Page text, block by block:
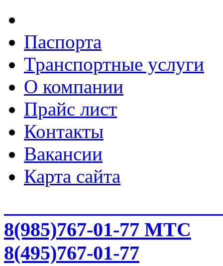
Паспорта
Транспортные услуги
О компании
Прайс лист
Контакты
Вакансии
Карта сайта
8(985)767-01-77 МТС
8(495)767-01-77